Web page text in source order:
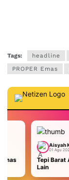
Tags: headline
PROPER Emas
Adalah Gaza Yang